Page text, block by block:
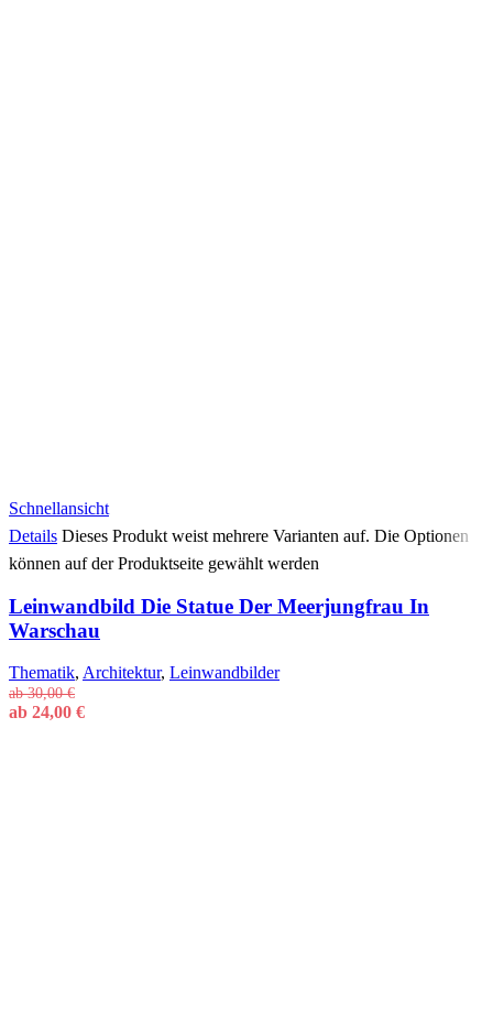
Schnellansicht
Details Dieses Produkt weist mehrere Varianten auf. Die Optionen
können auf der Produktseite gewählt werden
Leinwandbild Die Statue Der Meerjungfrau In
Warschau
Thematik, Architektur, Leinwandbilder
ab30,00€
ab 24,00 €